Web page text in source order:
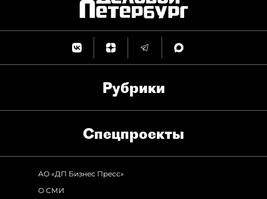
Рубрики
Спец­проекты
АО «ДП Бизнес Пресс»
О СМИ